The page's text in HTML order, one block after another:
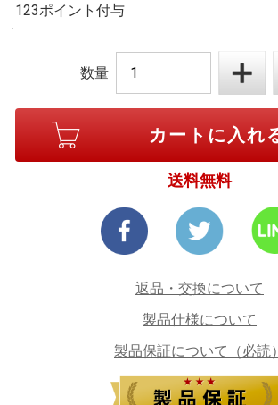
123ポイント付与
数量
送料無料
返品・交換について
製品仕様について
製品保証について（必読）